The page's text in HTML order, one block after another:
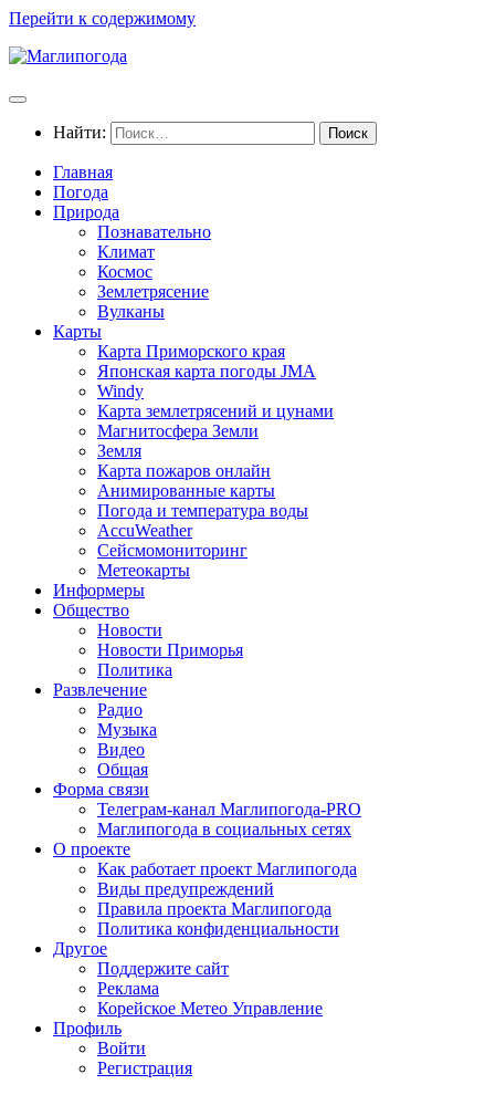
Перейти к содержимому
Найти:
Главная
Погода
Природа
Познавательно
Климат
Космос
Землетрясение
Вулканы
Карты
Карта Приморского края
Японская карта погоды JMA
Windy
Карта землетрясений и цунами
Магнитосфера Земли
Земля
Карта пожаров онлайн
Анимированные карты
Погода и температура воды
AccuWeather
Сейсмомониторинг
Метеокарты
Информеры
Общество
Новости
Новости Приморья
Политика
Развлечение
Радио
Музыка
Видео
Общая
Форма связи
Телеграм-канал Маглипогода-PRO
Маглипогода в социальных сетях
О проекте
Как работает проект Маглипогода
Виды предупреждений
Правила проекта Маглипогода
Политика конфиденциальности
Другое
Поддержите сайт
Реклама
Корейское Метео Управление
Профиль
Войти
Регистрация